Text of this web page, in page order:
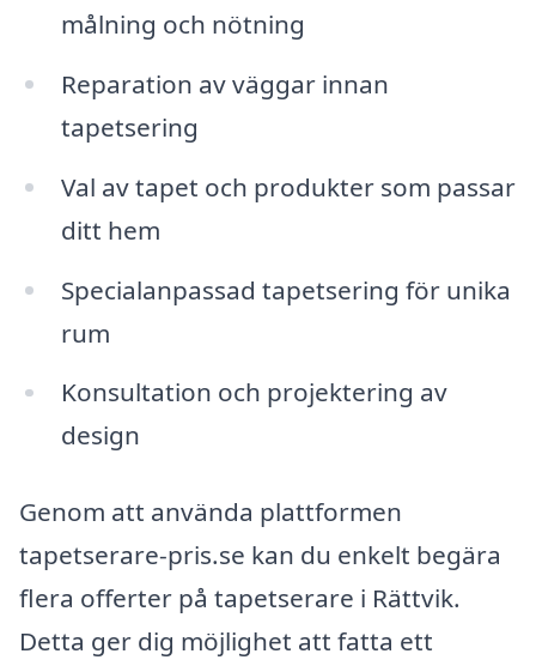
målning och nötning
Reparation av väggar innan
tapetsering
Val av tapet och produkter som passar
ditt hem
Specialanpassad tapetsering för unika
rum
Konsultation och projektering av
design
Genom att använda plattformen
tapetserare-pris.se kan du enkelt begära
flera offerter på tapetserare i Rättvik.
Detta ger dig möjlighet att fatta ett